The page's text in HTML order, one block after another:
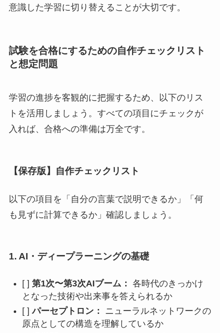
意識した学習に切り替えることが大切です。
試験を合格にするための自作チェックリスト
と想定問題
学習の進捗を客観的に把握するため、以下のリス
トを活用しましょう。すべての項目にチェックが
入れば、合格への準備は万全です。
【保存版】自作チェックリスト
以下の項目を「自分の言葉で説明できるか」「何
も見ずに計算できるか」確認しましょう。
1. AI・ディープラーニングの基礎
[ ] 第1次〜第3次AIブーム： 各時代のきっかけ
となった技術や出来事を答えられるか
[ ]パーセプトロン：
ニューラルネットワークの
原点としての構造を理解しているか